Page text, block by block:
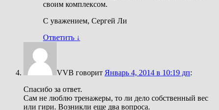
своим комплексом.
С уважением, Сергей Ли
Ответить ↓
VVB говорит Январь 4, 2014 в 10:19 дп:
Спасибо за ответ.
Сам не люблю тренажеры, то ли дело собственный вес
или гири. Возникли еще два вопроса.